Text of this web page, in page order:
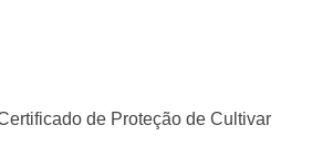
de Proteção de Cultivar